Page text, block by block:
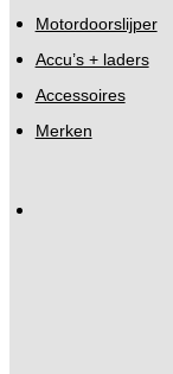
Motordoorslijper
Accu’s + laders
Accessoires
Merken